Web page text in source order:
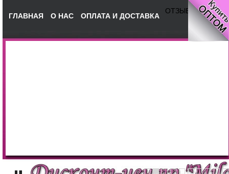
ГЛАВНАЯ О НАС ОПЛАТА И ДОСТАВКА
ОТЗЫВЫ